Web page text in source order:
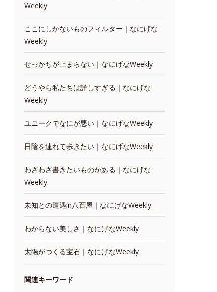
Weekly
ここにしかないものフィルター｜なにげな
Weekly
せっかちが止まらない｜なにげなWeekly
どうやら私たちは詳しすぎる｜なにげな
Weekly
ユニークでなにが悪い｜なにげなWeekly
日陰を連れて歩きたい｜なにげなWeekly
わざわざ書きたいものがある｜なにげな
Weekly
未知との遭遇in八百屋｜なにげなWeekly
わからない美しさ｜なにげなWeekly
太陽がつくる宝石｜なにげなWeekly
関連キーワード